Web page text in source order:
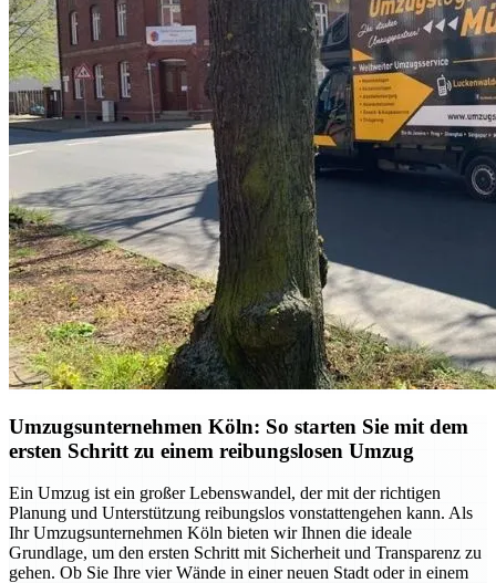
Umzugsunternehmen Köln: So starten Sie mit dem
ersten Schritt zu einem reibungslosen Umzug
Ein Umzug ist ein großer Lebenswandel, der mit der richtigen
Planung und Unterstützung reibungslos vonstattengehen kann. Als
Ihr Umzugsunternehmen Köln bieten wir Ihnen die ideale
Grundlage, um den ersten Schritt mit Sicherheit und Transparenz zu
gehen. Ob Sie Ihre vier Wände in einer neuen Stadt oder in einem